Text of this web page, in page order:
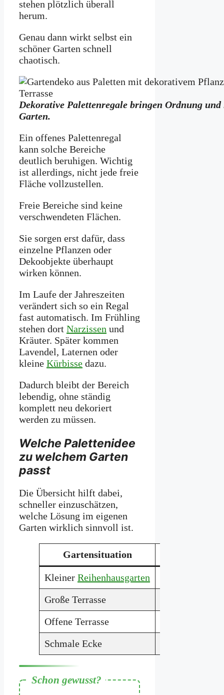
stehen plötzlich überall
herum.
Genau dann wirkt selbst ein
schöner Garten schnell
chaotisch.
Dekorative Palettenregale bringen Ordnung
Garten.
Ein offenes Palettenregal
kann solche Bereiche
deutlich beruhigen. Wichtig
ist allerdings, nicht jede freie
Fläche vollzustellen.
Freie Bereiche sind keine
verschwendeten Flächen.
Sie sorgen erst dafür, dass
einzelne Pflanzen oder
Dekoobjekte überhaupt
wirken können.
Im Laufe der Jahreszeiten
verändert sich so ein Regal
fast automatisch. Im Frühling
stehen dort Narzissen und
Kräuter. Später kommen
Lavendel, Laternen oder
kleine Kürbisse dazu.
Dadurch bleibt der Bereich
lebendig, ohne ständig
komplett neu dekoriert
werden zu müssen.
Welche Palettenidee
zu welchem Garten
passt
Die Übersicht hilft dabei,
schneller einzuschätzen,
welche Lösung im eigenen
Garten wirklich sinnvoll ist.
Gartensituation
Kleiner Reihenhausgarten
Große Terrasse
Offene Terrasse
Schmale Ecke